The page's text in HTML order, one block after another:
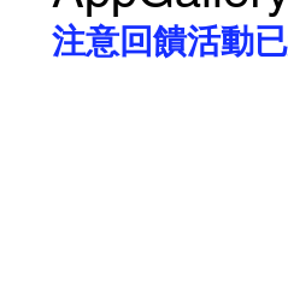
注意回饋活動